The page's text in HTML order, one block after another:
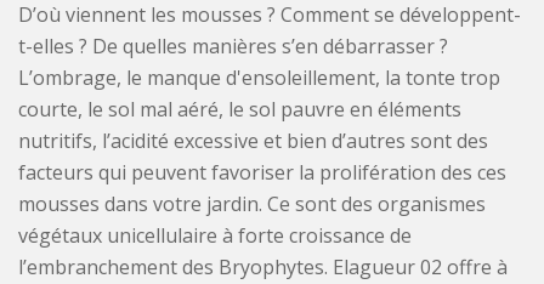
D’où viennent les mousses ? Comment se développent-
t-elles ? De quelles manières s’en débarrasser ?
L’ombrage, le manque d'ensoleillement, la tonte trop
courte, le sol mal aéré, le sol pauvre en éléments
nutritifs, l’acidité excessive et bien d’autres sont des
facteurs qui peuvent favoriser la prolifération des ces
mousses dans votre jardin. Ce sont des organismes
végétaux unicellulaire à forte croissance de
l’embranchement des Bryophytes. Elagueur 02 offre à